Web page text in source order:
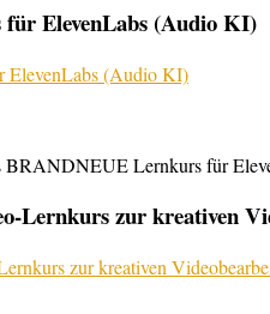
ElevenLabs (Audio KI)
Lernkurs für
Lernkurs zur kreativen